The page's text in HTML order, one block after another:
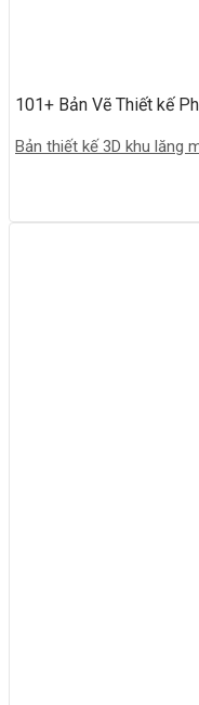
101+ Bản Vẽ Thiết kế
Bản thiết kế 3D khu lăng